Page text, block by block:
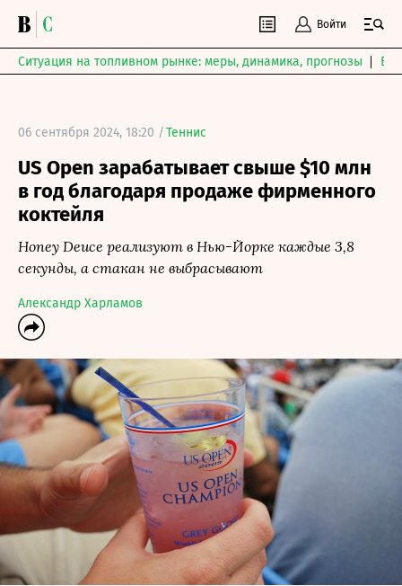
Войти
Ситуация на топливном рынке: меры, динамика, прогнозы
06 сентября 2024, 18:20 /Теннис
US Open зарабатывает свыше $10 млн
в год благодаря продаже фирменного
коктейля
Honey Deuce реализуют в Нью-Йорке каждые 3,8
секунды, а стакан не выбрасывают
Александр Харламов